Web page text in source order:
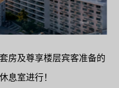
房及尊享楼层宾客准备的
息室进行！